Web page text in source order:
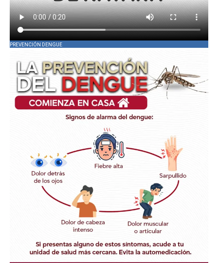
PREVENCIÓN DENGUE